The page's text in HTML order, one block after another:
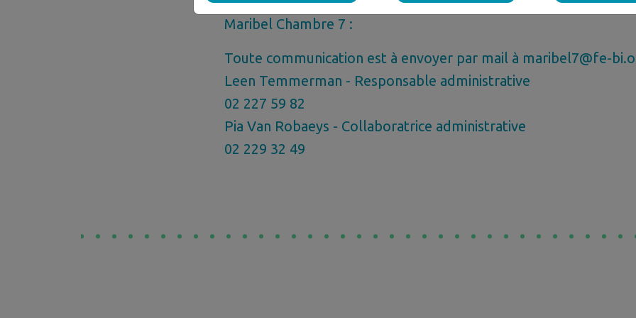
Maribel Chambre 7 :
Toute communication est à envoyer par mail à maribel7@fe-
Leen Temmerman - Responsable administrative
02 227 59 82
Pia Van Robaeys - Collaboratrice administrative
02 229 32 49